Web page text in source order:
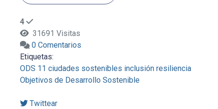
4
31691 Visitas
0 Comentarios
Etiquetas:
ODS 11 ciudades sostenibles inclusión resiliencia
Objetivos de Desarrollo Sostenible
Twittear